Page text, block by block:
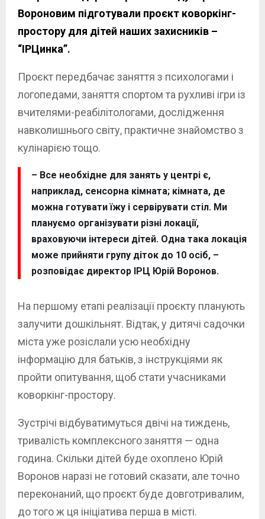
Вороновим підготували проєкт коворкінг-
простору для дітей наших захисників –
“ІРЦинка”.
Проєкт передбачає заняття з психологами і
логопедами, заняття спортом та рухливі ігри із
вчителями-реабілітологами, дослідження
навколишнього світу, практичне знайомство з
кулінарією тощо.
– Все необхідне для занять у центрі є,
наприклад, сенсорна кімната; кімната, де
можна готувати їжу і сервірувати стіл. Ми
плануємо організувати різні локації,
враховуючи інтереси дітей. Одна така локація
може прийняти групу діток до 10 осіб, –
розповідає директор ІРЦ Юрій Воронов.
На першому етапі реалізації проєкту планують
залучити дошкільнят. Відтак, у дитячі садочки
міста уже розіслали усю необхідну
інформацію для батьків, з інструкціями як
пройти опитування, щоб стати учасниками
коворкінг-простору.
Зустрічі відбуватимуться двічі на тиждень,
тривалість комплексного заняття — одна
година. Скільки дітей буде охоплено Юрій
Воронов наразі не готовий сказати, але точно
переконаний, що проєкт буде довготривалим,
до того ж ця ініціатива перша в місті.